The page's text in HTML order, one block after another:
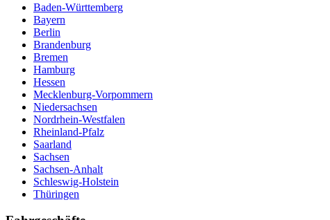
Baden-Württemberg
Bayern
Berlin
Brandenburg
Bremen
Hamburg
Hessen
Mecklenburg-Vorpommern
Niedersachsen
Nordrhein-Westfalen
Rheinland-Pfalz
Saarland
Sachsen
Sachsen-Anhalt
Schleswig-Holstein
Thüringen